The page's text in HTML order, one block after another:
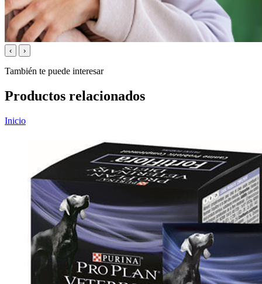
‹ ›
También te puede interesar
Productos relacionados
Inicio